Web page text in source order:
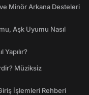
Minör Arkana Desteleri
Aşk Uyumu Nasıl
Müziksiz
İşlemleri Rehberi